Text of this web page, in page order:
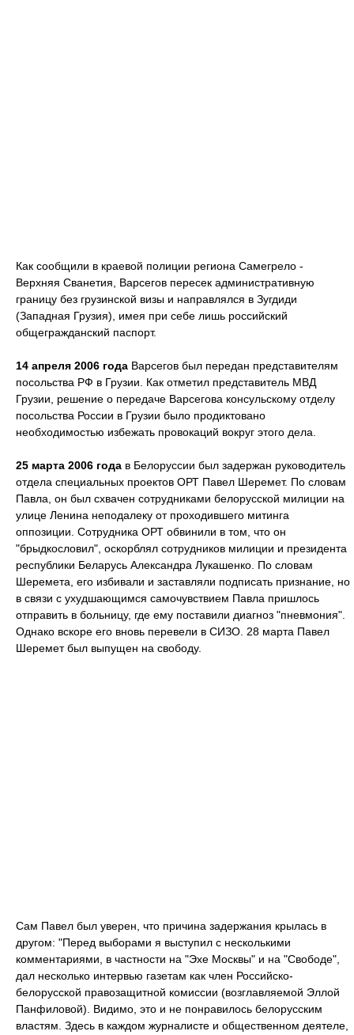
Как сообщили в краевой полиции региона Самегрело -
Верхняя Сванетия, Варсегов пересек административную
границу без грузинской визы и направлялся в Зугдиди
(Западная Грузия), имея при себе лишь российский
общегражданский паспорт.
14 апреля 2006 года Варсегов был передан представителям
посольства РФ в Грузии. Как отметил представитель МВД
Грузии, решение о передаче Варсегова консульскому отделу
посольства России в Грузии было продиктовано
необходимостью избежать провокаций вокруг этого дела.
25 марта 2006 года в Белоруссии был задержан руководитель
отдела специальных проектов ОРТ Павел Шеремет. По словам
Павла, он был схвачен сотрудниками белорусской милиции на
улице Ленина неподалеку от проходившего митинга
оппозиции. Сотрудника ОРТ обвинили в том, что он
"брыдкословил", оскорблял сотрудников милиции и президента
республики Беларусь Александра Лукашенко. По словам
Шеремета, его избивали и заставляли подписать признание, но
в связи с ухудшающимся самочувствием Павла пришлось
отправить в больницу, где ему поставили диагноз "пневмония".
Однако вскоре его вновь перевели в СИЗО. 28 марта Павел
Шеремет был выпущен на свободу.
Сам Павел был уверен, что причина задержания крылась в
другом: "Перед выборами я выступил с несколькими
комментариями, в частности на "Эхе Москвы" и на "Свободе",
дал несколько интервью газетам как член Российско-
белорусской правозащитной комиссии (возглавляемой Эллой
Панфиловой). Видимо, это и не понравилось белорусским
властям. Здесь в каждом журналисте и общественном деятеле,